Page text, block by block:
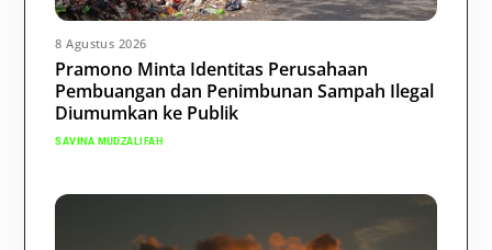
8 Agustus 2026
Pramono Minta Identitas Perusahaan
Pembuangan dan Penimbunan Sampah Ilegal
Diumumkan ke Publik
SAVINA MUDZALIFAH